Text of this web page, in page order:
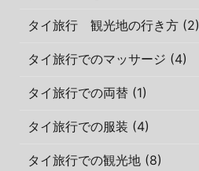
タイ旅行 観光地の行き方 (2)
タイ旅行でのマッサージ (4)
タイ旅行での両替 (1)
タイ旅行での服装 (4)
タイ旅行での観光地 (8)